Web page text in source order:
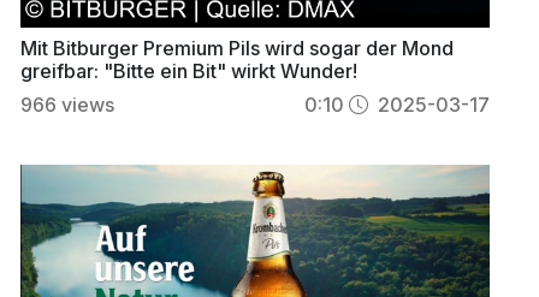
Mit Bitburger Premium Pils wird sogar der Mond
greifbar: "Bitte ein Bit" wirkt Wunder!
966 views 0:10 2025-03-17